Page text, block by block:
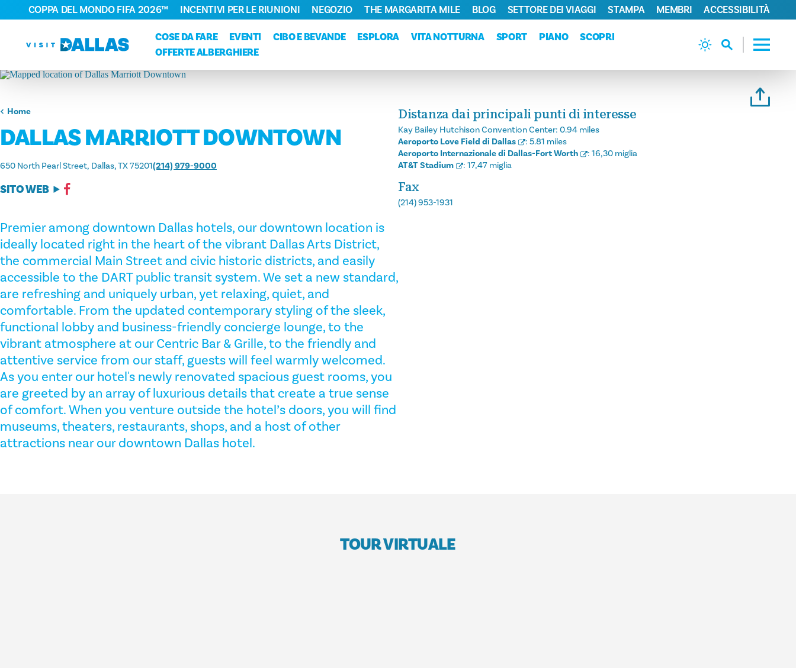
Vai al contenuto
COSE DA FARE EVENTI CIBO E BEVANDE ESPLORA VITA NOTTURNA SPORT PIANO
SCOPRI
OFFERTE ALBERGHIERE
COPPA DEL MONDO FIFA 2026™ INCENTIVI PER LE RIUNIONI NEGOZIO THE MARGARITA MILE BLOG SETTORE DEI VIAGGI STAMPA MEMBRI ACCESSIBILITÀ
Home
DALLAS MARRIOTT DOWNTOWN
650 North Pearl Street Dallas, TX 75201(214) 979-9000
SITO WEB
Premier among downtown Dallas hotels, our downtown location is
ideally located right in the heart of the vibrant Dallas Arts District,
the commercial Main Street and civic historic districts, and easily
accessible to the DART public transit system. We set a new standard,
are refreshing and uniquely urban, yet relaxing, quiet, and
comfortable. From the updated contemporary styling of the sleek,
functional lobby and business-friendly concierge lounge, to the
vibrant atmosphere at our Centric Bar & Grille, to the friendly and
attentive service from our staff, guests will feel warmly welcomed.
As you enter our hotel's newly renovated spacious guest rooms, you
are greeted by an array of luxurious details that create a true sense
of comfort. When you venture outside the hotel’s doors, you will find
museums, theaters, restaurants, shops, and a host of other
attractions near our downtown Dallas hotel.
Distanza dai principali punti di interesse
Kay Bailey Hutchison Convention Center: 0.94 miles
Aeroporto Love Field di Dallas
: 5.81 miles
Aeroporto Internazionale di Dallas-Fort Worth
: 16,30 miglia
AT&T Stadium
: 17,47 miglia
Fax
(214) 953-1931
TOUR VIRTUALE